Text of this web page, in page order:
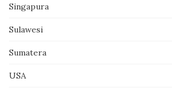
Singapura
Sulawesi
Sumatera
USA